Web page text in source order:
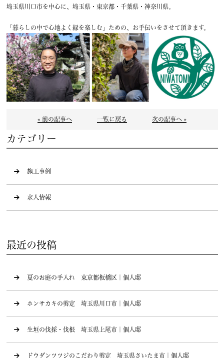
埼玉県川口市を中心に、埼玉県・東京都・千葉県・神奈川県。
「暮らしの中で心地よく緑を楽しむ」ための、お手伝いをさせて頂きます。
« 前の記事へ 一覧に戻る 次の記事へ »
カテゴリー
施工事例
求人情報
最近の投稿
夏のお庭の手入れ 東京都板橋区｜個人邸
ホンサカキの剪定 埼玉県川口市｜個人邸
生垣の伐採・伐根 埼玉県上尾市｜個人邸
ドウダンツツジのこだわり剪定 埼玉県さいたま市｜個人邸